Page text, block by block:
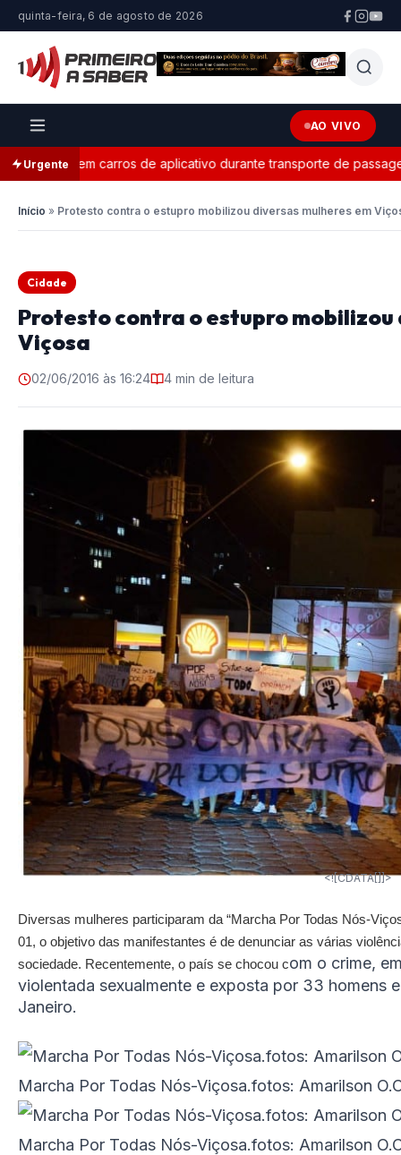
quinta-feira, 6 de agosto de 2026
AO VIVO
Urgente
em carros de aplicativo durante transporte de passageiros
Início » Protesto contra o estupro mobilizou diversas mulheres em
Cidade
Protesto contra o estupro mobilizou
Viçosa
02/06/2016 às 16:24 4 min de leitura
<![CDATA[]]>
Diversas mulheres participaram da “Marcha Por Todas Nós-
01, o objetivo das manifestantes é de denunciar as várias
sociedade. Recentemente, o país se chocou com o crime,
violentada sexualmente e exposta por 33 homens
Janeiro.
Marcha Por Todas Nós-Viçosa.fotos: Amarilson
Marcha Por Todas Nós-Viçosa.fotos: Amarilson